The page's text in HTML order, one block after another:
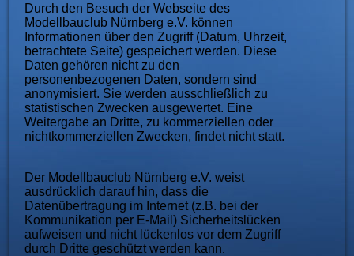
Durch den Besuch der Webseite des
Modellbauclub Nürnberg e.V. können
Informationen über den Zugriff (Datum, Uhrzeit,
betrachtete Seite) gespeichert werden. Diese
Daten gehören nicht zu den
personenbezogenen Daten, sondern sind
anonymisiert. Sie werden ausschließlich zu
statistischen Zwecken ausgewertet. Eine
Weitergabe an Dritte, zu kommerziellen oder
nichtkommerziel len Zwecken, findet nicht statt.
Der Modellbauclub Nürnberg e.V. weist
ausdrücklich darauf hin, dass die
Datenübertragung im Internet (z.B. bei der
Kommunikation per E-Mail) Sicherheitslücken
aufweisen und nicht lückenlos vor dem Zugriff
durch Dritte geschützt werden kann